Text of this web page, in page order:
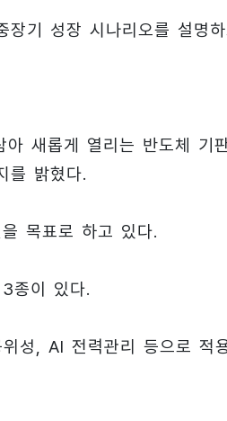
기 성장 시나리오를 설명
아 새롭게 열리는 반도체 기
를 밝혔다.
목표로 하고 있다.
종이 있다.
성, AI 전력관리 등으로 적